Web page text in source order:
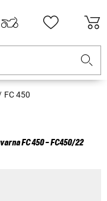
FC 450
FC 450 - FC450/22